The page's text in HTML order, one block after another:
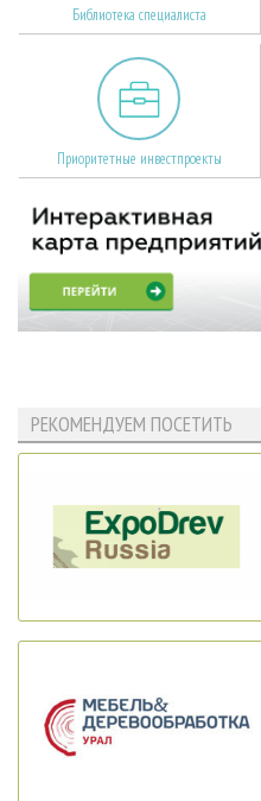
Библиотека специалиста
Приоритетные инвестпроекты
РЕКОМЕНДУЕМ ПОСЕТИТЬ